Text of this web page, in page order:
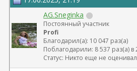
AG.Sneginka
Постоянный участник
Profi
Благодарил(а): 10 047 раз(а)
Поблагодарили: 8 537 раз(а)
Статус: Никто еще не оценивал